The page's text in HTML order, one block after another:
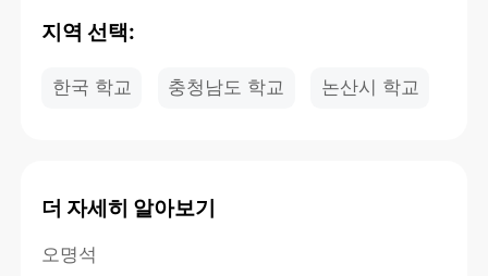
지역 선택:
한국 학교 충청남도 학교 논산시 학교
더 자세히 알아보기
오명석